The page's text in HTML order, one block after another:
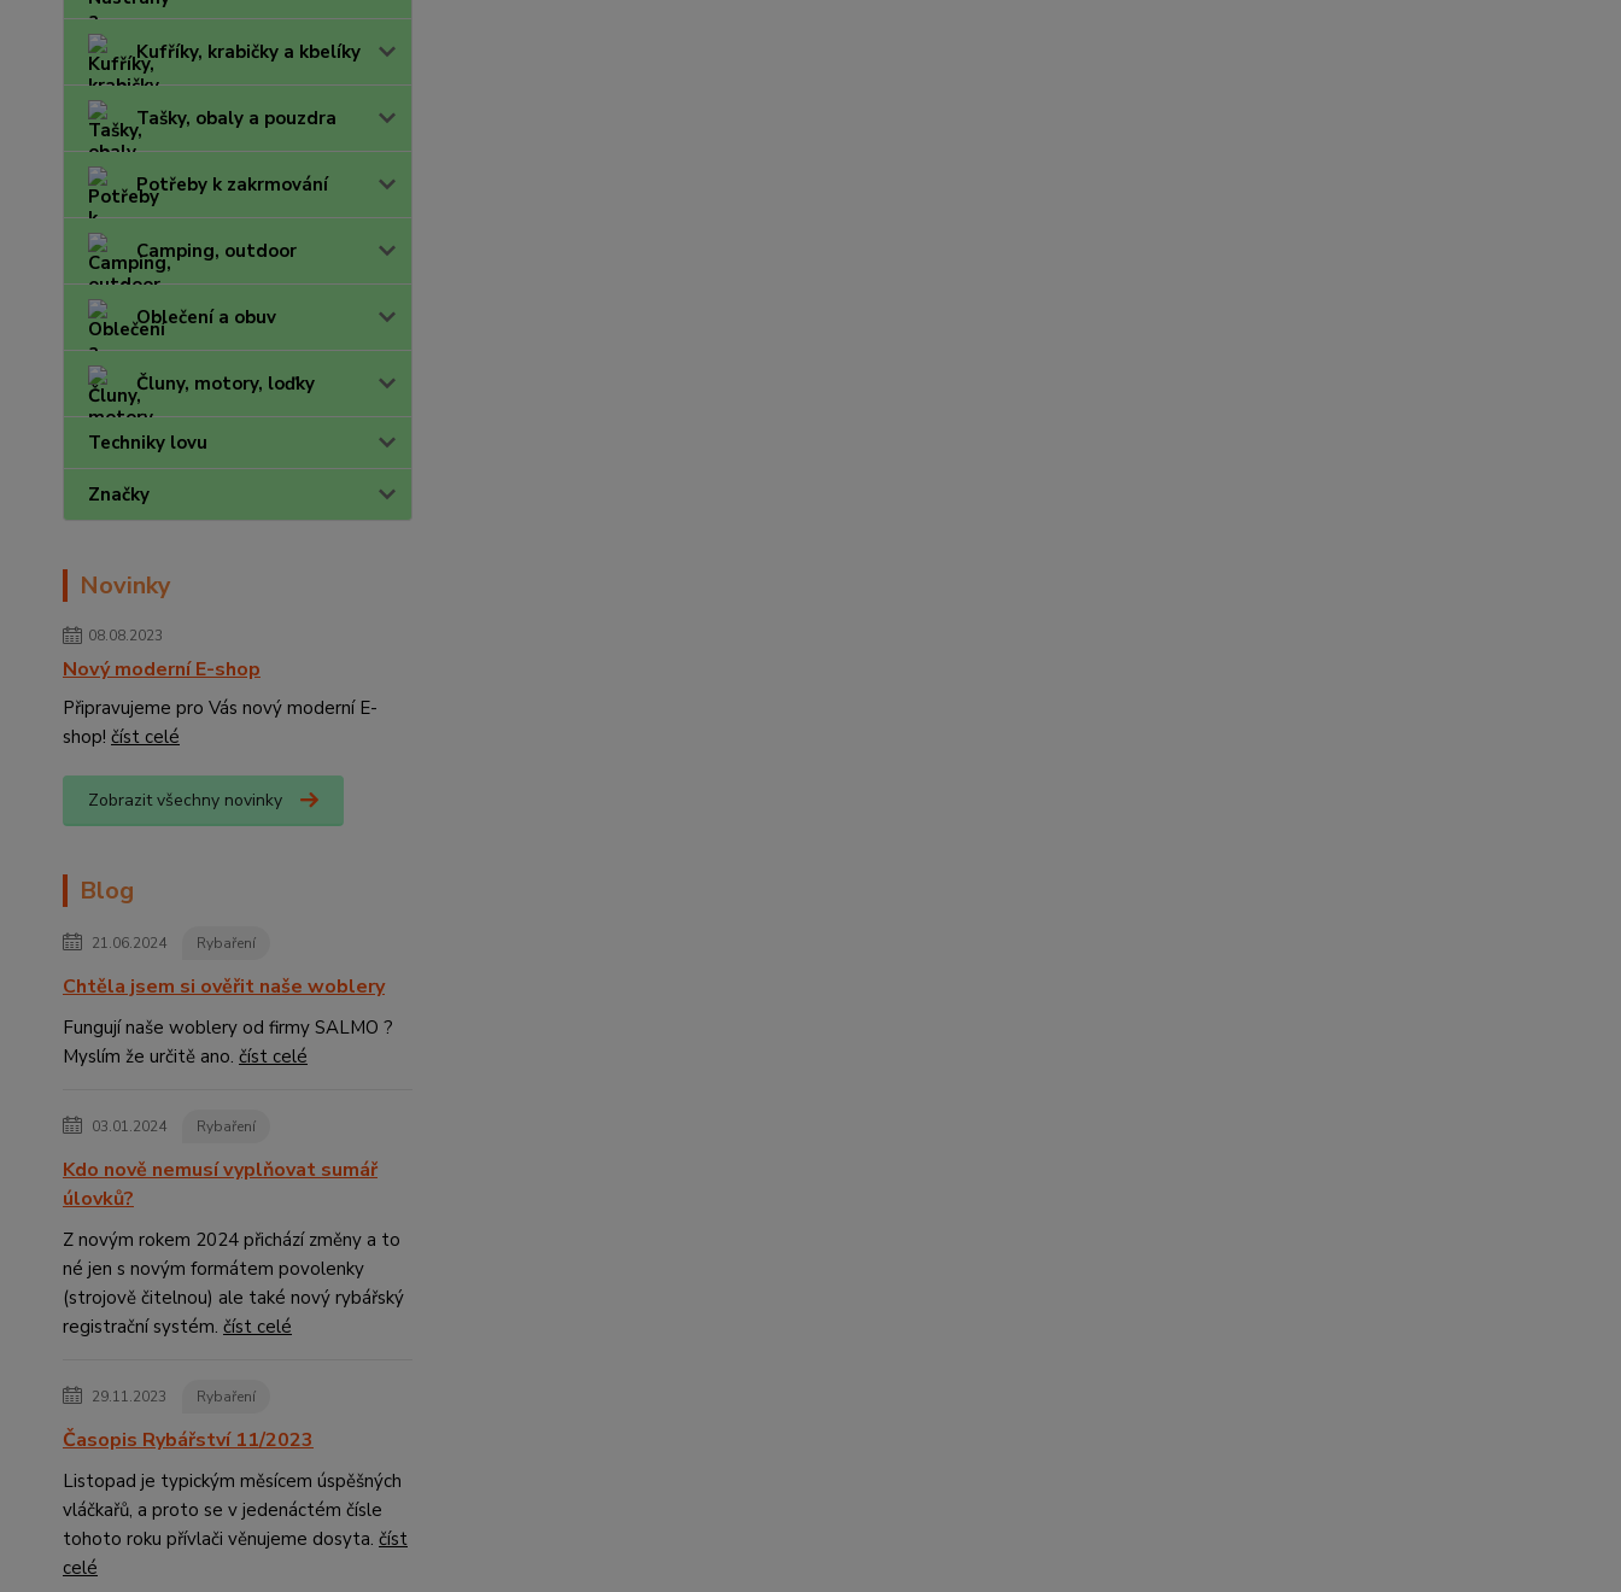
Kufříky, krabičky a kbelíky
Tašky, obaly a pouzdra
Potřeby k zakrmování
Camping, outdoor
Oblečení a obuv
Čluny, motory, loďky
Techniky lovu
Značky
Novinky
08.08.2023
Nový moderní E-shop
Připravujeme pro Vás nový moderní E-
shop! číst celé
Zobrazit všechny novinky
Blog
21.06.2024 Rybaření
Chtěla jsem si ověřit naše woblery
Fungují naše woblery od firmy SALMO ?
Myslím že určitě ano. číst celé
03.01.2024 Rybaření
Kdo nově nemusí vyplňovat sumář
úlovků?
Z novým rokem 2024 přichází změny a to
né jen s novým formátem povolenky
(strojově čitelnou) ale také nový rybářský
registrační systém. číst celé
29.11.2023 Rybaření
Časopis Rybářství 11/2023
Listopad je typickým měsícem úspěšných
vláčkařů, a proto se v jedenáctém čísle
tohoto roku přívlači věnujeme dosyta. číst
celé